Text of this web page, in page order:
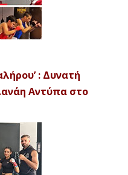
: Δυνατή
Αντύπα στο